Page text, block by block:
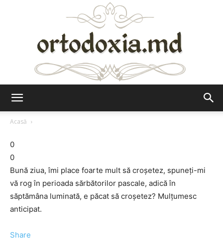
Acasă
0
0
Bună ziua, îmi place foarte mult să croșetez, spuneți-mi
vă rog în perioada sărbătorilor pascale, adică în
săptămâna luminată, e păcat să croșetez? Mulțumesc
anticipat.
Share